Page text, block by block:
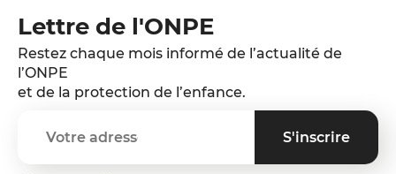
Lettre de l'ONPE
Restez chaque mois informé de l’actualité de
l’ONPE
et de la protection de l’enfance.